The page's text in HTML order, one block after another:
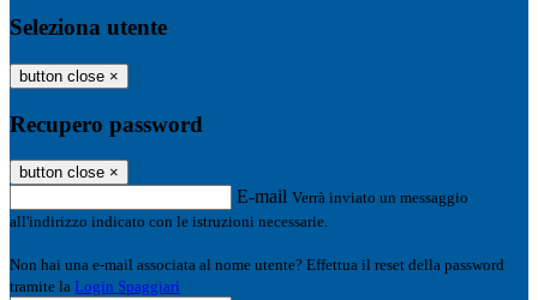
Seleziona utente
button close ×
Recupero password
button close ×
E-mail Verrà inviato un messaggio
all'indirizzo indicato con le istruzioni necessarie.
Non hai una e-mail associata al nome utente? Effettua il reset della password
tramite la Login Spaggiari